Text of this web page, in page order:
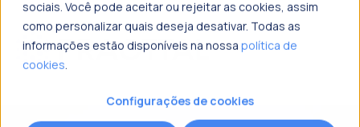
sociais. Você pode aceitar ou rejeitar as cookies, assim
como personalizar quais deseja desativar. Todas as
informações estão disponíveis na nossa política de
cookies.
Configurações de cookies
Solicitar mais informações